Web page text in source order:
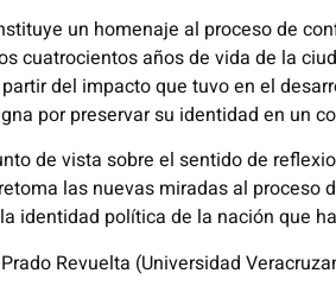
un homenaje al proceso de
cuatrocientos años de vida de la
del impacto que tuvo en el
por preservar su identidad en un
de vista sobre el sentido de
las nuevas miradas al
identidad política de la nación que
Revuelta (Universidad